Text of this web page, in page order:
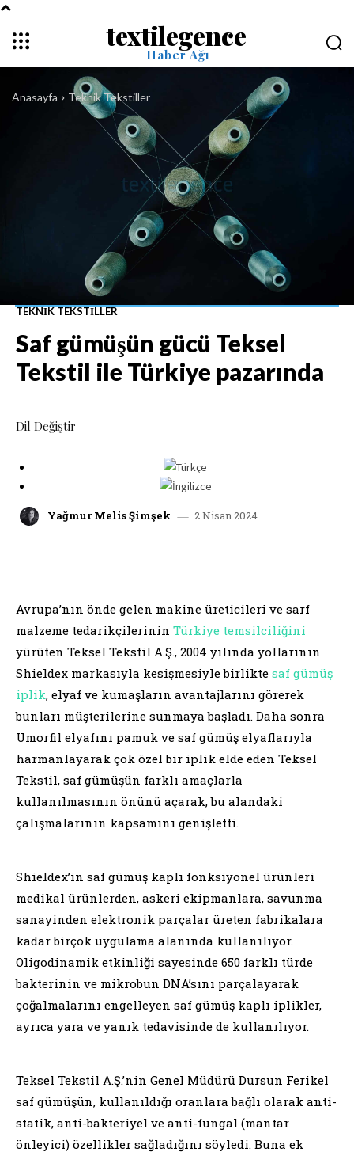
textilegence
Haber Ağı
Anasayfa Teknik Tekstiller
TEKNIK TEKSTILLER
Saf gümüşün gücü Teksel
Tekstil ile Türkiye pazarında
Dil Değiştir
Yağmur Melis Şimşek 2 Nisan 2024
Avrupa’nın önde gelen makine üreticileri ve sarf
malzeme tedarikçilerinin Türkiye temsilciliğini
yürüten Teksel Tekstil A.Ş., 2004 yılında yollarının
Shieldex markasıyla kesişmesiyle birlikte saf gümüş
iplik, elyaf ve kumaşların avantajlarını görerek
bunları müşterilerine sunmaya başladı. Daha sonra
Umorfil elyafını pamuk ve saf gümüş elyaflarıyla
harmanlayarak çok özel bir iplik elde eden Teksel
Tekstil, saf gümüşün farklı amaçlarla
kullanılmasının önünü açarak, bu alandaki
çalışmalarının kapsamını genişletti.
Shieldex’in saf gümüş kaplı fonksiyonel ürünleri
medikal ürünlerden, askeri ekipmanlara, savunma
sanayinden elektronik parçalar üreten fabrikalara
kadar birçok uygulama alanında kullanılıyor.
Oligodinamik etkinliği sayesinde 650 farklı türde
bakterinin ve mikrobun DNA’sını parçalayarak
çoğalmalarını engelleyen saf gümüş kaplı iplikler,
ayrıca yara ve yanık tedavisinde de kullanılıyor.
Teksel Tekstil A.Ş.’nin Genel Müdürü Dursun Ferikel
saf gümüşün, kullanıldığı oranlara bağlı olarak anti-
statik, anti-bakteriyel ve anti-fungal (mantar
önleyici) özellikler sağladığını söyledi. Buna ek